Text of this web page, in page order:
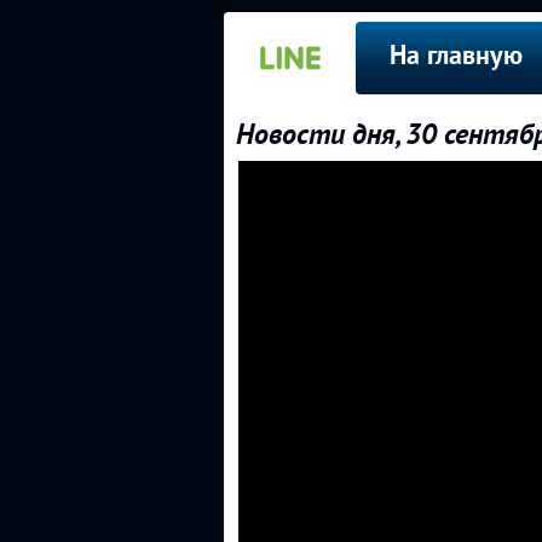
На главную
Новости дня, 30